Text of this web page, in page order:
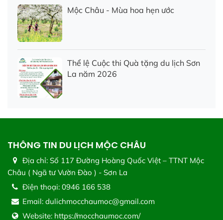
Mộc Châu - Mùa hoa hẹn ước
Thể lệ Cuộc thi Quà tặng du lịch Sơn
La năm 2026
THÔNG TIN DU LỊCH MỘC CHÂU
Địa chỉ: Số 117 Đường Hoàng Quốc Việt – TTNT Mộc
Châu ( Ngã tư Vườn Đào ) - Sơn La
Điện thoại: 0946 166 538
Email: dulichmocchaumoc@gmail.com
Website: https://mocchaumoc.com/